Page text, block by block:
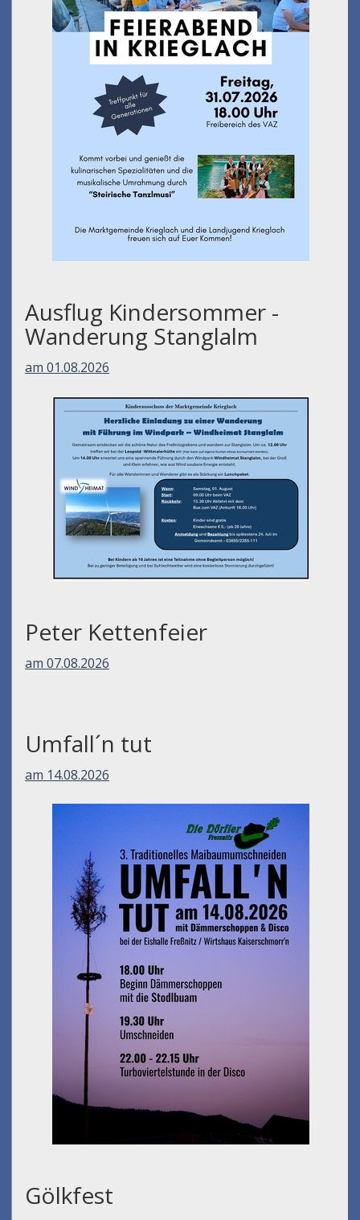
Ausflug Kindersommer -
Wanderung Stanglalm
am 01.08.2026
Peter Kettenfeier
am 07.08.2026
Umfall´n tut